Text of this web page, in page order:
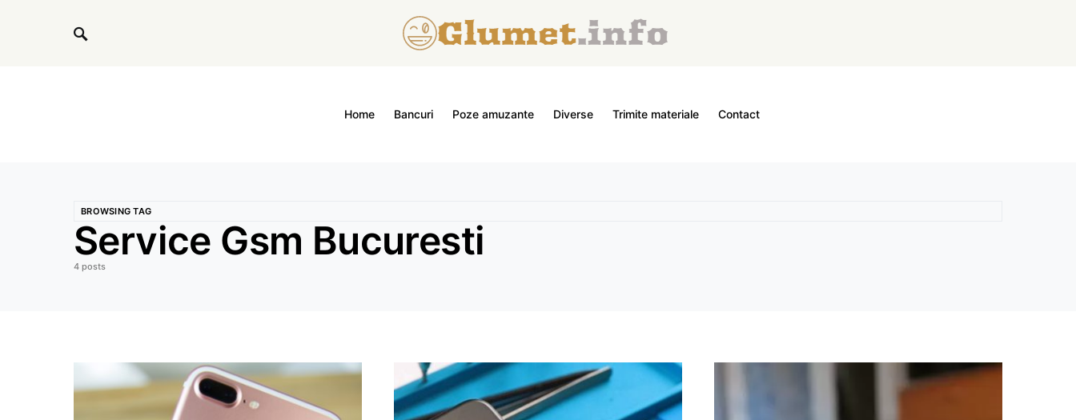
Home Bancuri Poze amuzante Diverse Trimite materiale Contact
BROWSING TAG
Service Gsm Bucuresti
4 posts